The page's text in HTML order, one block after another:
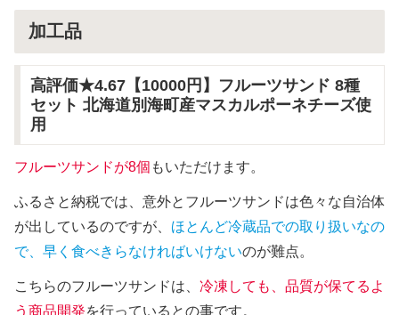
加工品
高評価★4.67【10000円】フルーツサンド 8種
セット 北海道別海町産マスカルポーネチーズ使
用
フルーツサンドが8個 もいただけます。
ふるさと納税では、意外とフルーツサンドは色々な自治体
が出しているのですが、 ほとんど冷蔵品での取り扱いなの
で、早く食べきらなければいけないのが難点。
こちらのフルーツサンドは、 冷凍しても、品質が保てるよ
う商品開発を行っているとの事です。